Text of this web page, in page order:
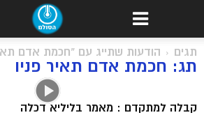
תגים הודעות שתייג עם "חכמת אדם
תג: חכמת אדם תאיר פניו
קבלה למתקדם : מאמר בליליא דכלה